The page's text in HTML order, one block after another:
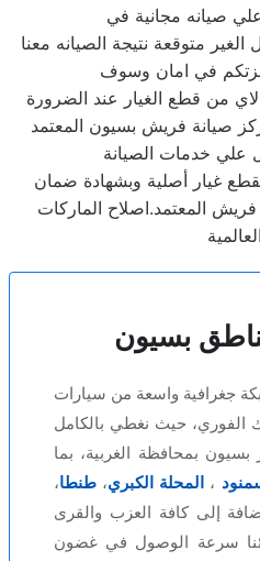
صيانه مجانية في
متوقعة نتيجة الصيانه معنا
في امان وسوف
صيانة فريش بسيون المعتمد
علي خدمات الصيانة
غيار أصلية وبشهادة ضمان
المعتمد.اصلاح الماركات
العالمية
بسيون
جغرافية واسعة من سيارات
الفوري، حيث نغطي بالكامل
بمحافظة الغربية، بما
، المحلة الكبري، طنطا،
إلى كافة العزب والقرى
سرعة الوصول في غضون